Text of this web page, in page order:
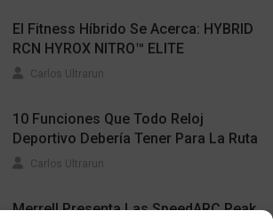
El Fitness Híbrido Se Acerca: HYBRID
RCN HYROX NITRO™ ELITE
Carlos Ultrarun
10 Funciones Que Todo Reloj
Deportivo Debería Tener Para La Ruta
Carlos Ultrarun
Merrell Presenta Las SpeedARC Peak,